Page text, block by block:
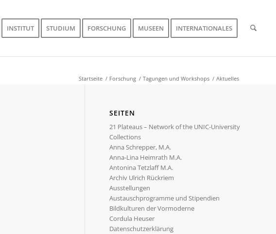
INSTITUT STUDIUM FORSCHUNG MUSEEN INTERNATIONALES
Startseite / Forschung / Tagungen und Workshops / Aktuelles
SEITEN
21 Plateaus – Network of the UNIC-University
Collections
Anna Schrepper, M.A.
Anna-Lina Heimrath M.A.
Antonina Tetzlaff M.A.
Archiv Ulrich Rückriem
Ausstellungen
Austauschprogramme und Stipendien
Bildkulturen der Vormoderne
Cordula Heuser
Datenschutzerklärung